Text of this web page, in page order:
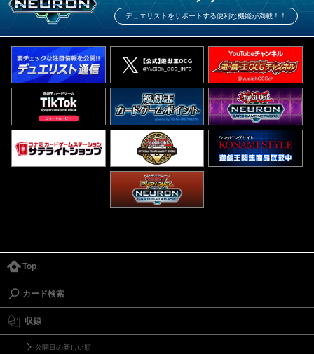
デュエリストをサポートする便利な機能が満載！！
Top
カード検索
収録
公開日の新しい順